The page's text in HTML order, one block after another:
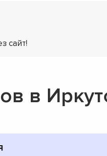
сайт!
в